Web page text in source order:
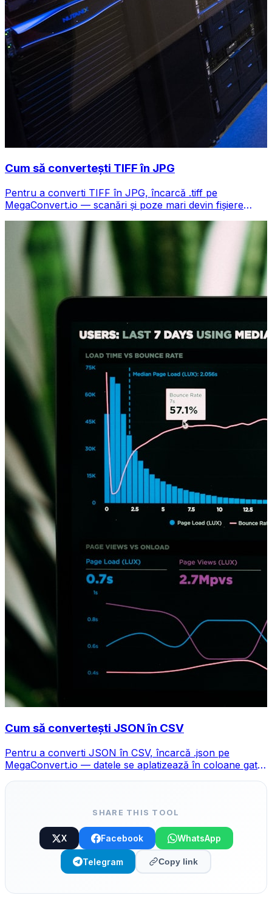
Cum să convertești TIFF în JPG
Pentru a converti TIFF în JPG, încarcă .tiff pe
MegaConvert.io — scanări și poze mari devin fișiere
Cum să convertești JSON în CSV
Pentru a converti JSON în CSV, încarcă .json pe
MegaConvert.io — datele se aplatizează în coloane gata
SHARE THIS TOOL
X Facebook WhatsApp
Telegram Copy link